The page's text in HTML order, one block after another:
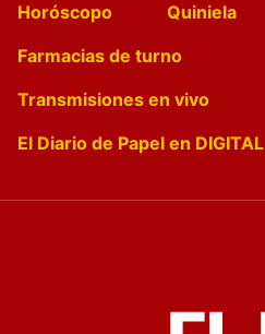
Horóscopo
Quiniela
Farmacias de turno
Transmisiones en vivo
El Diario de Papel en DIGITAL